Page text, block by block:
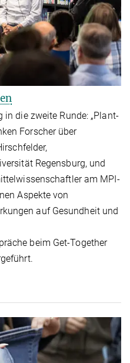
in die zweite Runde: „Plant-
Forscher über
Regensburg, und
am MPI-
Aspekte von
auf Gesundheit und
beim Get-Together